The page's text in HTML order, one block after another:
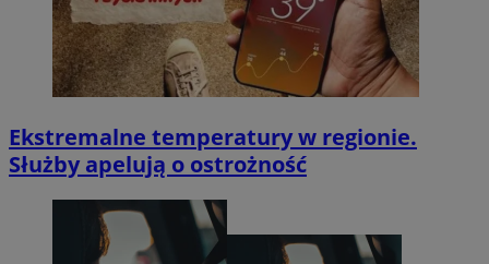
Ekstremalne temperatury w regionie.
Służby apelują o ostrożność